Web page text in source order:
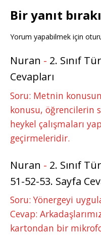
Bir yanıt
Yorum yapabilmek için
Nuran - 2. Sınıf
Cevapları
Soru: Metnin
konusu, öğrencilerin
heykel çalışmaları
geçirmeleridir.
Nuran - 2. Sınıf
51-52-53. Sayfa
Soru: Yönergeyi
Cevap:
kartondan bir